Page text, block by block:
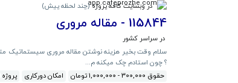
در وبسایت کافه پروژه (چند لحظه پیش)
115844 - مقاله مروری
در سراسر کشور
سلام وقت بخیر هزینه نوشتن مقاله مروری سیستماتیک
؟ چون استادم چک میکنه م...
حقوق 300,000 - 1,000,000 تومان
امکان دورکاری